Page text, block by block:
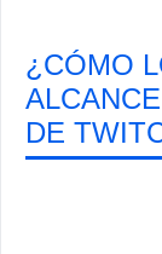
¿CÓMO
DE